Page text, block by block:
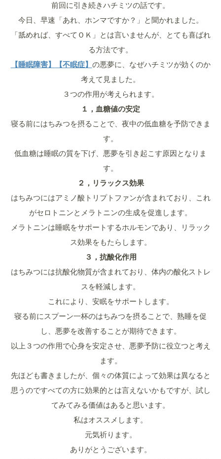
前回に引き続きハチミツの話です。
今日、早速「あれ、ホンマですか？」と聞かれました。
「舐めれば、すべてＯＫ」とは言いませんが、とても喜ばれ
る方法です。
【睡眠障害】
【不眠症】 の悪夢に、なぜハチミツが効くのか
考えて見ました。
３つの作用が考えられます。
１，血糖値の安定
寝る前にはちみつを摂ることで、夜中の低血糖を予防できま
す。
低血糖は睡眠の質を下げ、悪夢を引き起こす原因となりま
す。
２，リラックス効果
はちみつにはアミノ酸トリプトファンが含まれており、これ
がセロトニンとメラトニンの生成を促進します。
メラトニンは睡眠をサポートするホルモンであり、リラック
ス効果をもたらします。
３，抗酸化作用
はちみつには抗酸化物質が含まれており、体内の酸化ストレ
スを軽減します。
これにより、安眠をサポートします。
寝る前にスプーン一杯のはちみつを摂ることで、熟睡を促
し、悪夢を改善することが期待できます。
以上３つの作用で心身を安定させ、悪夢予防に役立つと考え
ます。
先ほども書きましたが、個々の体質によって効果は異なると
思うのですべての方に効果的とは言えないかもですが、試し
てみてみる価値はあると思います。
私はオススメします。
元気祈ります。
ありがとうございます。